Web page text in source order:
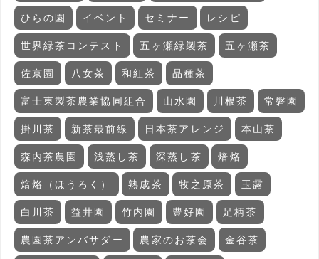
ひらの園 イベント セミナー レシピ
世界緑茶コンテスト 五ヶ瀬緑製茶 五ヶ瀬茶
佐京園 八女茶 和紅茶 品種茶
富士東製茶農業協同組合 山水園 川根茶 常磐園
掛川茶 新茶最前線 日本茶アレンジ 本山茶
森内茶農園 浅蒸し茶 深蒸し茶 焙烙
焙烙（ほうろく） 熟成茶 牧之原茶 玉露
白川茶 益井園 竹内園 豊好園 足柄茶
農園茶アンバサダー 農家のお茶会 金谷茶